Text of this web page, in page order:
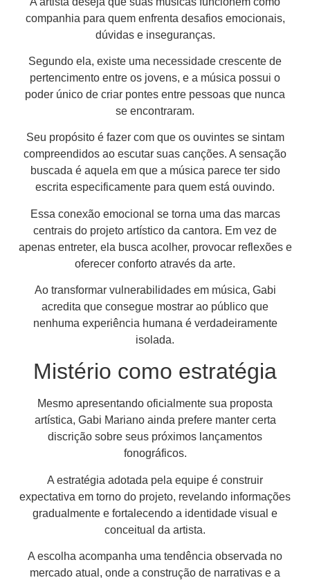
companhia para quem enfrenta desafios emocionais,
dúvidas e inseguranças.
Segundo ela, existe uma necessidade crescente de
pertencimento entre os jovens, e a música possui o
poder único de criar pontes entre pessoas que nunca
se encontraram.
Seu propósito é fazer com que os ouvintes se sintam
compreendidos ao escutar suas canções. A sensação
buscada é aquela em que a música parece ter sido
escrita especificamente para quem está ouvindo.
Essa conexão emocional se torna uma das marcas
centrais do projeto artístico da cantora. Em vez de
apenas entreter, ela busca acolher, provocar reflexões e
oferecer conforto através da arte.
Ao transformar vulnerabilidades em música, Gabi
acredita que consegue mostrar ao público que
nenhuma experiência humana é verdadeiramente
isolada.
Mistério como estratégia
Mesmo apresentando oficialmente sua proposta
artística, Gabi Mariano ainda prefere manter certa
discrição sobre seus próximos lançamentos
fonográficos.
A estratégia adotada pela equipe é construir
expectativa em torno do projeto, revelando informações
gradualmente e fortalecendo a identidade visual e
conceitual da artista.
A escolha acompanha uma tendência observada no
mercado atual, onde a construção de narrativas e a